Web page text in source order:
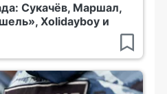
Сукачёв, Маршал,
Xolidayboy и